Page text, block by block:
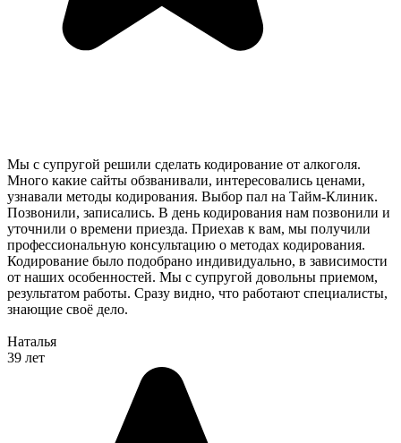
Мы с супругой решили сделать кодирование от алкоголя.
Много какие сайты обзванивали, интересовались ценами,
узнавали методы кодирования. Выбор пал на Тайм-Клиник.
Позвонили, записались. В день кодирования нам позвонили и
уточнили о времени приезда. Приехав к вам, мы получили
профессиональную консультацию о методах кодирования.
Кодирование было подобрано индивидуально, в зависимости
от наших особенностей. Мы с супругой довольны приемом,
результатом работы. Сразу видно, что работают специалисты,
знающие своё дело.
Наталья
39 лет